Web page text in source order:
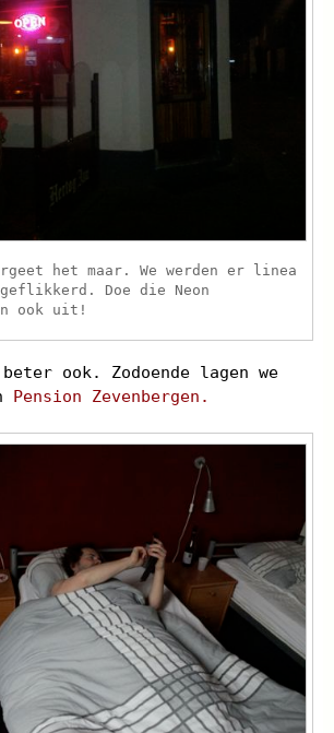
het maar. We werden er linea
Doe die Neon
ook uit!
ook. Zodoende lagen we
Pension Zevenbergen.